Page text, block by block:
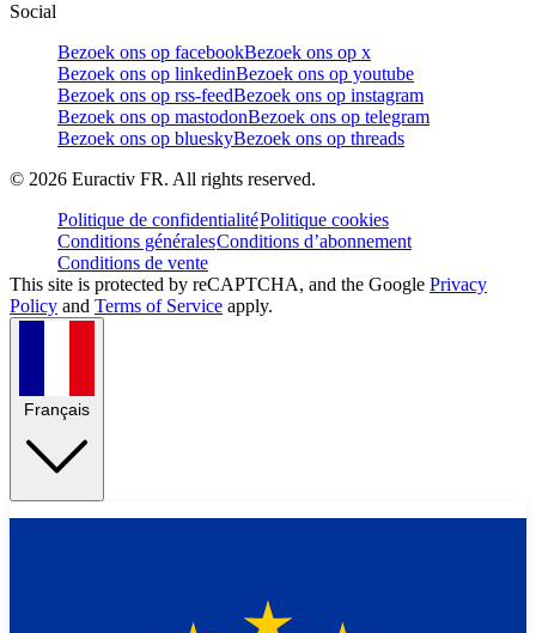
Social
Bezoek ons op facebookBezoek ons op x
Bezoek ons op linkedinBezoek ons op youtube
Bezoek ons op rss-feedBezoek ons op instagram
Bezoek ons op mastodonBezoek ons op telegram
Bezoek ons op blueskyBezoek ons op threads
© 2026 Euractiv FR. All rights reserved.
Politique de confidentialitéPolitique cookies
Conditions généralesConditions d’abonnement
Conditions de vente
This site is protected by reCAPTCHA, and the Google Privacy
Policy and Terms of Service apply.
Français